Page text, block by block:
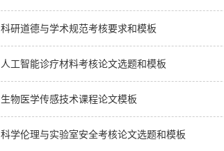
科研道德与学术规范考核要求和模板
人工智能诊疗材料考核论文选题和模板
生物医学传感技术课程论文模板
科学伦理与实验室安全考核论文选题和模板